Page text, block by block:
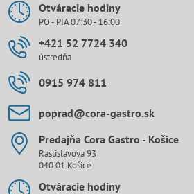
Otváracie hodiny
PO - PIA 07:30 - 16:00
+421 52 7724 340
ústredňa
0915 974 811
poprad​@cora-gastro​.sk
Predajňa Cora Gastro - Košice
Rastislavova 93
040 01 Košice
Otváracie hodiny